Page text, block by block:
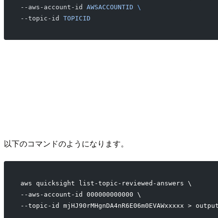
--aws-account-id AWSACCOUNTID \
--topic-id TOPICID
以下のコマンドのようになります。
aws quicksight list-topic-reviewed-answers \
--aws-account-id 000000000000 \
--topic-id mjHJ90rMHgnDA4nR6E06m0EVAWxxxxx >